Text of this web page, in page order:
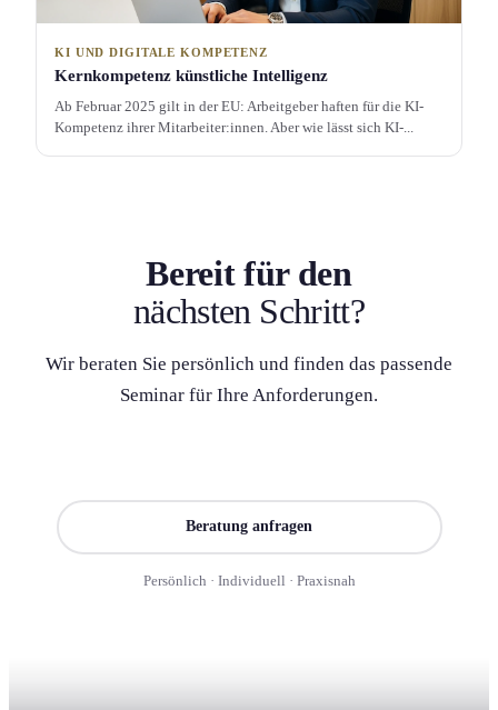
KI UND DIGITALE KOMPETENZ
Kern­kompetenz künstliche Intelligenz
Ab Februar 2025 gilt in der EU: Arbeitgeber haften für die KI-
Kompetenz ihrer Mitarbeiter:innen. Aber wie lässt sich KI-...
Bereit für den
nächsten Schritt?
Wir beraten Sie persönlich und finden das passende
Seminar für Ihre Anforderung­en.
Beratung anfragen
Persönlich · Individuell · Praxisnah